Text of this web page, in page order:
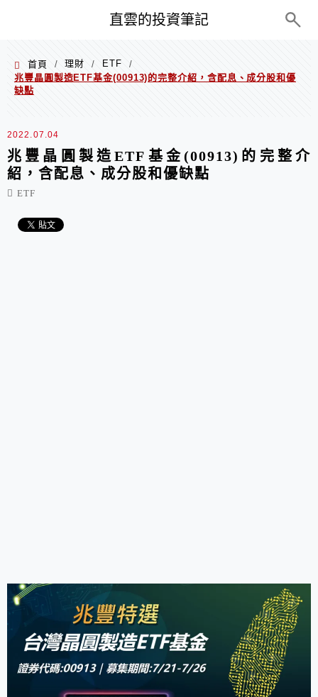
直雲的投資筆記
首頁 / 理財 / ETF
/
兆豐晶圓製造ETF基金(00913)的完整介紹，含配息、成分股和優
缺點
2022.07.04
兆豐晶圓製造ETF基金(00913)的完整介
紹，含配息、成分股和優缺點
ETF